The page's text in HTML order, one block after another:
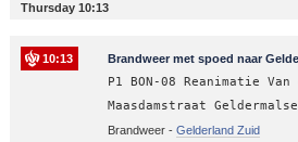
Thursday 10:13
10:13 Brandweer met spoed naar
P1 BON-08 Reanimatie
Maasdamstraat
Brandweer - Gelderland Zuid